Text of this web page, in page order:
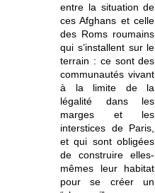
entre la situation de
ces Afghans et celle
des Roms roumains
qui s’installent sur le
terrain : ce sont des
communautés vivant
à la limite de la
légalité dans les
marges et les
interstices de Paris,
et qui sont obligées
de construire elles-
mêmes leur habitat
pour se créer un